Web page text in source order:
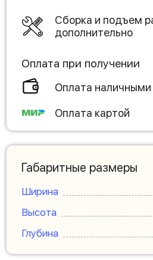
Сборка и подъем
дополнительно
Оплата при получении
Оплата наличными
Оплата картой
Габаритные размеры
Ширина
Высота
Глубина